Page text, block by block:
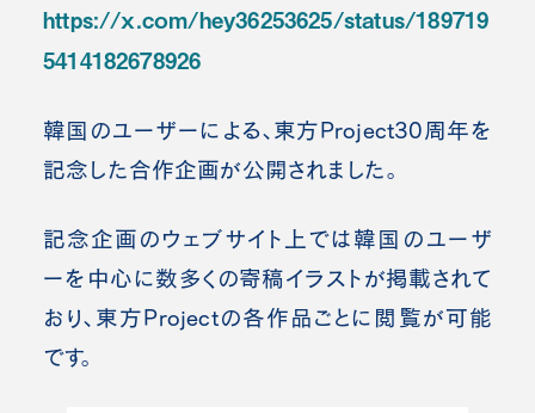
https://x.com/hey36253625/status/189719
5414182678926
韓国のユーザーによる、東方Project30周年を
記念した合作企画が公開されました。
記念企画のウェブサイト上では韓国のユーザ
ーを中心に数多くの寄稿イラストが掲載されて
おり、東方Projectの各作品ごとに閲覧が可能
です。